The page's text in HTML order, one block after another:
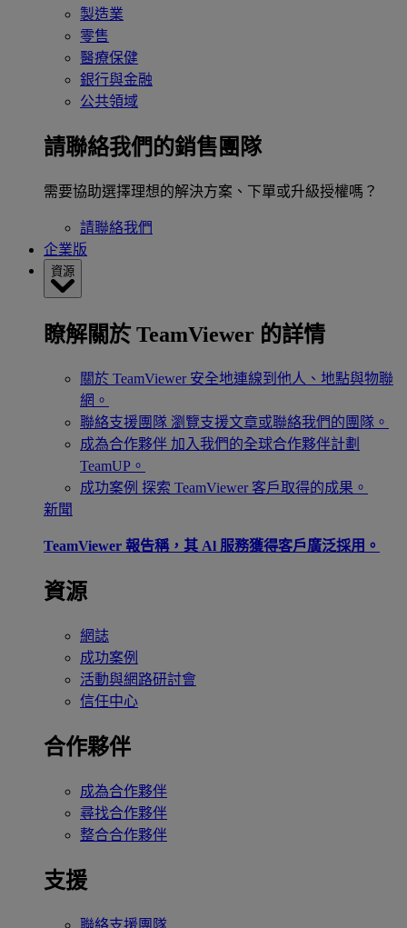
製造業
零售
醫療保健
銀行與金融
公共領域
請聯絡我們的銷售團隊
需要協助選擇理想的解決方案、下單或升級授權嗎？
請聯絡我們
企業版
資源
瞭解關於 TeamViewer 的詳情
關於 TeamViewer 安全地連線到他人、地點與物聯
網。
聯絡支援團隊 瀏覽支援文章或聯絡我們的團隊。
成為合作夥伴 加入我們的全球合作夥伴計劃
TeamUP。
成功案例 探索 TeamViewer 客戶取得的成果。
新聞
TeamViewer 報告稱，其 Al 服務獲得客戶廣泛採用。
資源
網誌
成功案例
活動與網路研討會
信任中心
合作夥伴
成為合作夥伴
尋找合作夥伴
整合合作夥伴
支援
聯絡支援團隊